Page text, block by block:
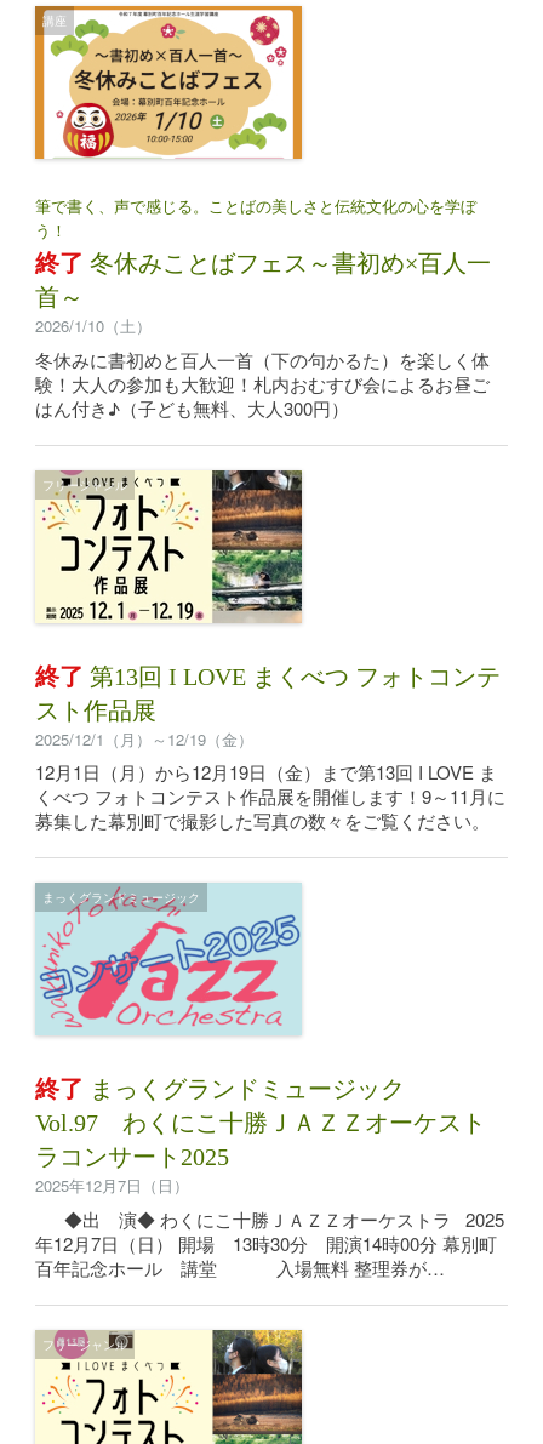
講座
筆で書く、声で感じる。ことばの美しさと伝統文化の心を学ぼ
う！
終了冬休みことばフェス～書初め×百人一
首～
2026/1/10（土）
冬休みに書初めと百人一首（下の句かるた）を楽しく体
験！大人の参加も大歓迎！札内おむすび会によるお昼ご
はん付き♪（子ども無料、大人300円）
フリージャンル
終了第13回 I LOVE まくべつ フォトコンテ
スト作品展
2025/12/1（月）～12/19（金）
12月1日（月）から12月19日（金）まで第13回 I LOVE ま
くべつ フォトコンテスト作品展を開催します！9～11月に
募集した幕別町で撮影した写真の数々をご覧ください。
まっくグランドミュージック
終了 まっくグランドミュージック
Vol.97 わくにこ十勝ＪＡＺＺオーケスト
ラコンサート2025
2025年12月7日（日）
◆出 演◆ わくにこ十勝ＪＡＺＺオーケストラ 2025
年12月7日（日） 開場 13時30分 開演14時00分 幕別町
百年記念ホール 講堂 入場無料 整理券が…
フリージャンル